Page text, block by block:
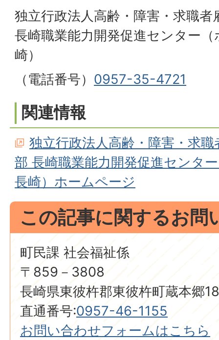
独立行政法人高齢・障害・求職者
長崎職業能力開発促進センター
崎）
（電話番号） 0957-35-4721
関連情報
独立行政法人高齢・障害・求
部 長崎職業能力開発促進センタ
長崎）ホームページ
この記事に関するお問
町民課 社会福祉係
〒859－3808
長崎県東彼杵郡東彼杵町蔵本郷
直通番号:0957-46-1155
お問い合わせフォームはこちら